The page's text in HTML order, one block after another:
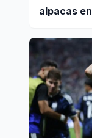
alpacas